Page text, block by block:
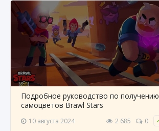
Подробное руководство по получению
самоцветов Brawl Stars
10 августа 2024 2 685 0